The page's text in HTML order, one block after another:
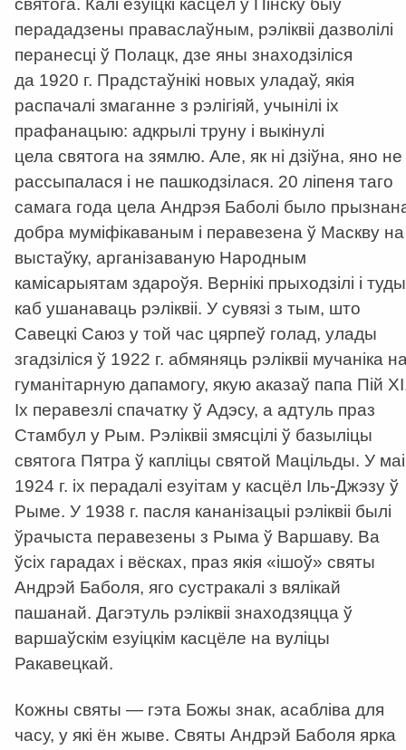
святога. Калі езуіцкі касцёл у Пінску быў
перададзены праваслаўным, рэліквіі дазволілі
перанесці ў Полацк, дзе яны знаходзіліся
да 1920 г. Прадстаўнікі новых уладаў, якія
распачалі змаганне з рэлігіяй, учынілі іх
прафанацыю: адкрылі труну і выкінулі
цела святога на зямлю. Але, як ні дзіўна, яно не
рассыпалася і не пашкодзілася. 20 ліпеня таго
самага года цела Андрэя Баболі было
добра муміфікаваным і перавезена ў Маскву на
выстаўку, арганізаваную Народным
камісарыятам здароўя. Вернікі прыходзілі і
каб ушанаваць рэліквіі. У сувязі з тым, што
Савецкі Саюз у той час цярпеў голад, улады
згадзіліся ў 1922 г. абмяняць рэліквіі мучаніка
гуманітарную дапамогу, якую аказаў папа Пій
Іх перавезлі спачатку ў Адэсу, а адтуль праз
Стамбул у Рым. Рэліквіі змясцілі ў базыліцы
святога Пятра ў капліцы святой Мацільды. У маі
1924 г. іх перадалі езуітам у касцёл Іль-Джэзу ў
Рыме. У 1938 г. пасля кананізацыі рэліквіі былі
ўрачыста перавезены з Рыма ў Варшаву. Ва
ўсіх гарадах і вёсках, праз якія «ішоў» святы
Андрэй Баболя, яго сустракалі з вялікай
пашанай. Дагэтуль рэліквіі знаходзяцца ў
варшаўскім езуіцкім касцёле на вуліцы
Ракавецкай.
Кожны святы — гэта Божы знак, асабліва для
часу, у які ён жыве. Святы Андрэй Баболя ярка